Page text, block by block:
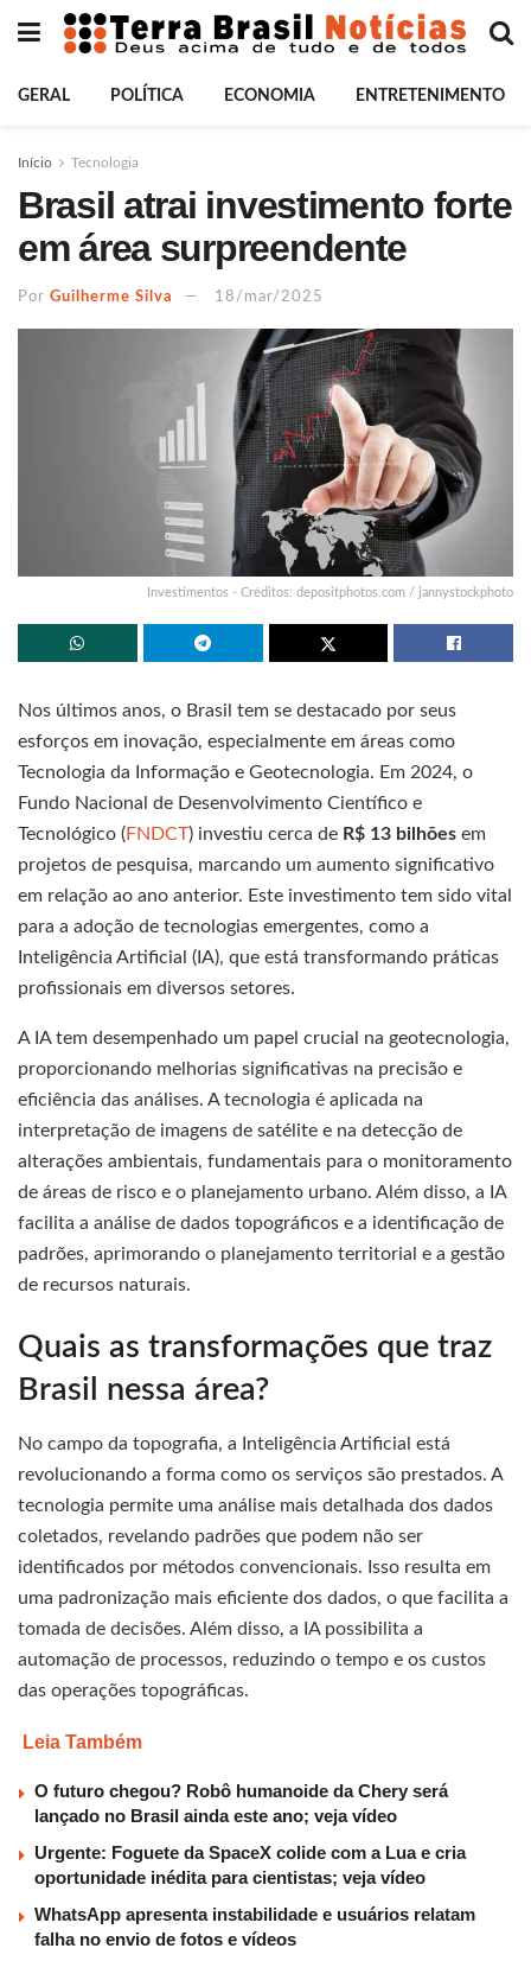
GERAL POLÍTICA ECONOMIA ENTRETENIMENTO
Início Tecnologia
Brasil atrai investimento forte
em área surpreendente
Por Guilherme Silva 18/mar/2025
Investimentos - Créditos: depositphotos.com / jannystockphoto
Nos últimos anos, o Brasil tem se destacado por seus
esforços em inovação, especialmente em áreas como
Tecnologia da Informação e Geotecnologia. Em 2024, o
Fundo Nacional de Desenvolvimento Científico e
Tecnológico (FNDCT) investiu cerca de R$ 13 bilhões em
projetos de pesquisa, marcando um aumento significativo
em relação ao ano anterior. Este investimento tem sido vital
para a adoção de tecnologias emergentes, como a
Inteligência Artificial (IA), que está transformando práticas
profissionais em diversos setores.
A IA tem desempenhado um papel crucial na geotecnologia,
proporcionando melhorias significativas na precisão e
eficiência das análises. A tecnologia é aplicada na
interpretação de imagens de satélite e na detecção de
alterações ambientais, fundamentais para o monitoramento
de áreas de risco e o planejamento urbano. Além disso, a IA
facilita a análise de dados topográficos e a identificação de
padrões, aprimorando o planejamento territorial e a gestão
de recursos naturais.
Quais as transformações que traz
Brasil nessa área?
No campo da topografia, a Inteligência Artificial está
revolucionando a forma como os serviços são prestados. A
tecnologia permite uma análise mais detalhada dos dados
coletados, revelando padrões que podem não ser
identificados por métodos convencionais. Isso resulta em
uma padronização mais eficiente dos dados, o que facilita a
tomada de decisões. Além disso, a IA possibilita a
automação de processos, reduzindo o tempo e os custos
das operações topográficas.
Leia Também
O futuro chegou? Robô humanoide da Chery será
lançado no Brasil ainda este ano; veja vídeo
Urgente: Foguete da SpaceX colide com a Lua e cria
oportunidade inédita para cientistas; veja vídeo
WhatsApp apresenta instabilidade e usuários relatam
falha no envio de fotos e vídeos